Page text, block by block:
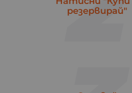
Французите бяха първи!
резервирай"